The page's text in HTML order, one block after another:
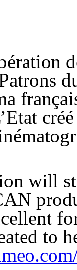
will
to